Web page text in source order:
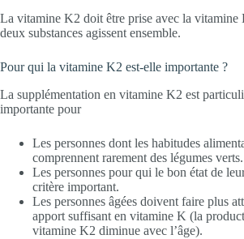
La vitamine K2 doit être prise avec la vitamine
deux substances agissent ensemble.
Pour qui la vitamine K2 est-elle importante ?
La supplémentation en vitamine K2 est
importante pour
Les personnes dont les habitudes
comprennent rarement des légumes verts.
Les personnes pour qui le bon état de
critère important.
Les personnes âgées doivent faire plus
apport suffisant en vitamine K (la
vitamine K2 diminue avec l’âge).